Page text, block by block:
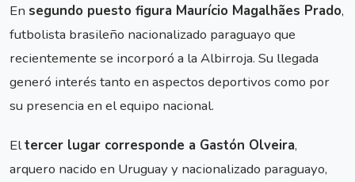
En segundo puesto figura Maurício Magalhães Prado,
futbolista brasileño nacionalizado paraguayo que
recientemente se incorporó a la Albirroja. Su llegada
generó interés tanto en aspectos deportivos como por
su presencia en el equipo nacional.
Eltercer lugar corresponde a Gastón Olveira,
arquero nacido en Uruguay y nacionalizado paraguayo,